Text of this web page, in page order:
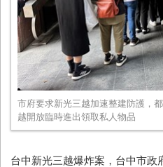
市府要求新光三越加速整建防護，
越開放臨時進出領取私人物品
台中新光三越爆炸案，台中市政